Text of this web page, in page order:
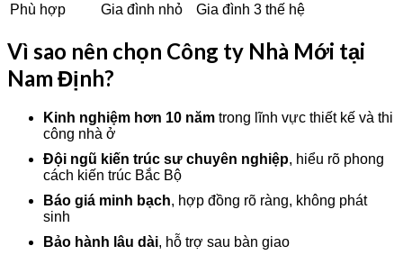
Phù hợp
Gia đình nhỏ Gia đình 3 thế hệ
Vì sao nên chọn Công ty Nhà Mới tại
Nam Định?
Kinh nghiệm hơn 10 năm trong lĩnh vực thiết kế và thi
công nhà ở
Đội ngũ kiến trúc sư chuyên nghiệp, hiểu rõ phong
cách kiến trúc Bắc Bộ
Báo giá minh bạch, hợp đồng rõ ràng, không phát
sinh
Bảo hành lâu dài, hỗ trợ sau bàn giao